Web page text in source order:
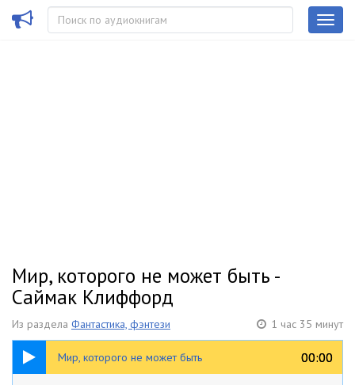
Мир, которого не может быть -
Саймак Клиффорд
Из раздела Фантастика, фэнтези 1 час 35 минут
Мир, которого не может быть 00:00
00:00
1:35:48